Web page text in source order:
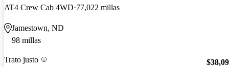
AT4 Crew Cab 4WD 77,022 millas
Jamestown, ND
98 millas
Trato justo